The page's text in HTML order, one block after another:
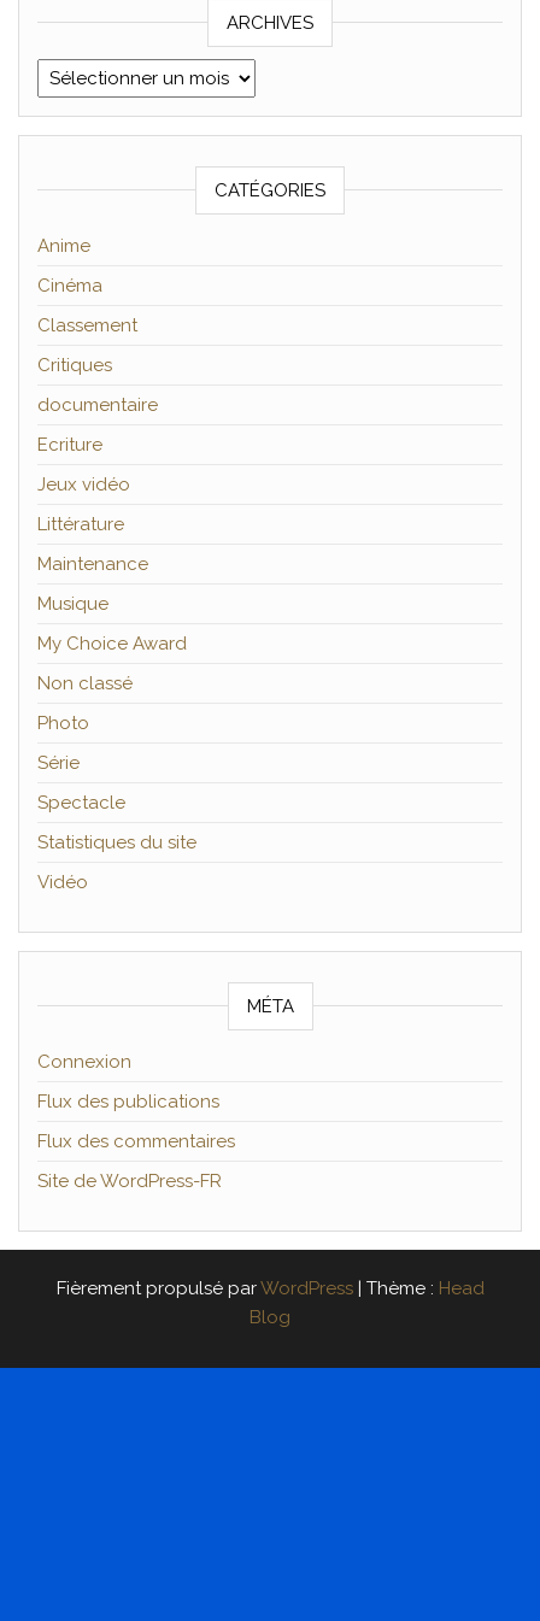
ARCHIVES
Archives
CATÉGORIES
Anime
Cinéma
Classement
Critiques
documentaire
Ecriture
Jeux vidéo
Littérature
Maintenance
Musique
My Choice Award
Non classé
Photo
Série
Spectacle
Statistiques du site
Vidéo
MÉTA
Connexion
Flux des publications
Flux des commentaires
Site de WordPress-FR
Fièrement propulsé parWordPress | Thème : Head
Blog